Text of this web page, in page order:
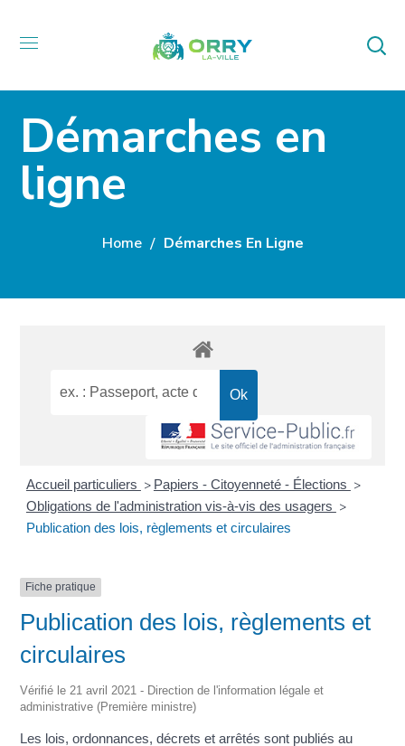
Démarches en
ligne
Home Démarches En Ligne
Accueil particuliers > Papiers - Citoyenneté - Élections >
Obligations de l'administration vis-à-vis des usagers >
Publication des lois, règlements et circulaires
Fiche pratique
Publication des lois, règlements et
circulaires
Vérifié le 21 avril 2021 - Direction de l'information légale et
administrative (Première ministre)
Les lois, ordonnances, décrets et arrêtés sont publiés au